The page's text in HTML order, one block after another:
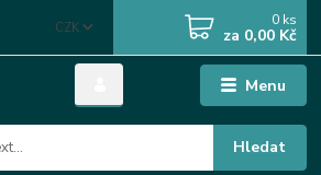
Menu
CZK
Hledat
0 ks
za 0,00 Kč